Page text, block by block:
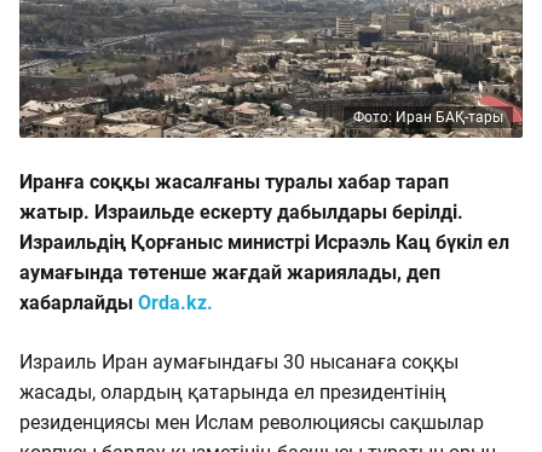
Фото: Иран БАҚ-тары
Иранға соққы жасалғаны туралы хабар тарап
жатыр. Израильде ескерту дабылдары берілді.
Израильдің Қорғаныс министрі Исраэль Кац бүкіл ел
аумағында төтенше жағдай жариялады, деп
хабарлайды Orda.kz.
Израиль Иран аумағындағы 30 нысанаға соққы
жасады, олардың қатарында ел президентінің
резиденциясы мен Ислам революциясы сақшылар